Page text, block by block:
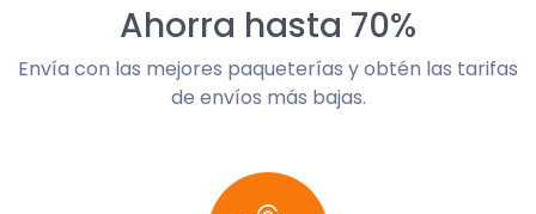
Ahorra hasta 70%
Envía con las mejores paqueterías y obtén las tarifas
de envíos más bajas.